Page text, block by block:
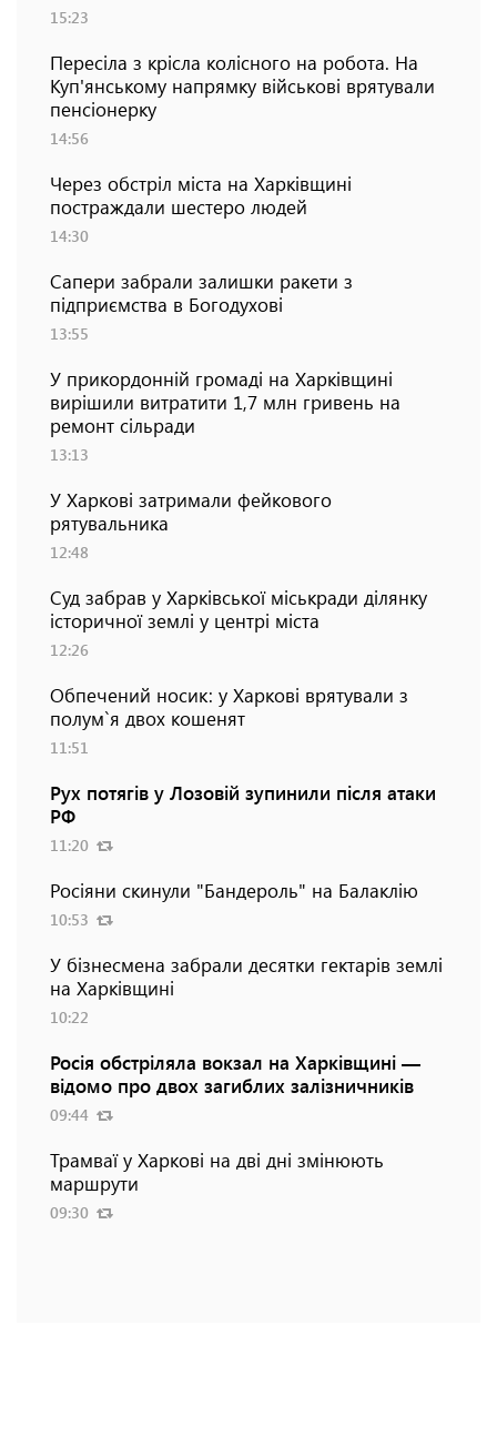
15:23
Пересіла з крісла колісного на робота. На
Куп'янському напрямку військові врятували
пенсіонерку
14:56
Через обстріл міста на Харківщині
постраждали шестеро людей
14:30
Сапери забрали залишки ракети з
підприємства в Богодухові
13:55
У прикордонній громаді на Харківщині
вирішили витратити 1,7 млн гривень на
ремонт сільради
13:13
У Харкові затримали фейкового
рятувальника
12:48
Суд забрав у Харківської міськради ділянку
історичної землі у центрі міста
12:26
Обпечений носик: у Харкові врятували з
полум`я двох кошенят
11:51
Рух потягів у Лозовій зупинили після атаки
РФ
11:20
Росіяни скинули "Бандероль" на Балаклію
10:53
У бізнесмена забрали десятки гектарів землі
на Харківщині
10:22
Росія обстріляла вокзал на Харківщині —
відомо про двох загиблих залізничників
09:44
Трамваї у Харкові на дві дні змінюють
маршрути
09:30